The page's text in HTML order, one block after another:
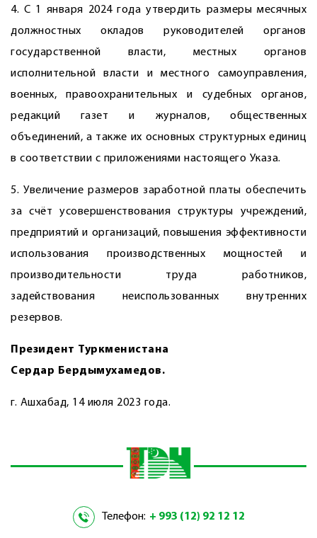
4. С 1 января 2024 года утвердить размеры месячных
должностных окладов руководителей органов
государственной власти, местных органов
исполнительной власти и местного самоуправления,
военных, правоохранительных и судебных органов,
редакций газет и журналов, общественных
объединений, а также их основных структурных единиц
в соответствии с приложениями настоящего Указа.
5. Увеличение размеров заработной платы обеспечить
за счёт усовершенствования структуры учреждений,
предприятий и организаций, повышения эффективности
использования производственных мощностей и
производительности труда работников,
задействования неиспользованных внутренних
резервов.
Президент Туркменистана
Сердар Бердымухамедов.
г. Ашхабад, 14 июля 2023 года.
Телефон: + 993 (12) 92 12 12